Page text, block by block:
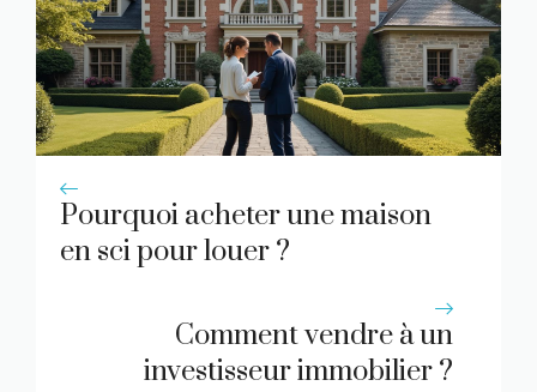
Pourquoi acheter une maison
en sci pour louer ?
Comment vendre à un
investisseur immobilier ?